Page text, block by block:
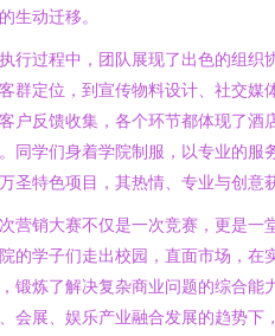
生动迁移。
行过程中，团队展现了出色的组织
群定位，到宣传物料设计、社交媒
户反馈收集，各个环节都体现了酒
同学们身着学院制服，以专业的服
圣特色项目，其热情、专业与创意
营销大赛不仅是一次竞赛，更是一
的学子们走出校园，直面市场，在
锻炼了解决复杂商业问题的综合能
会展、娱乐产业融合发展的趋势下